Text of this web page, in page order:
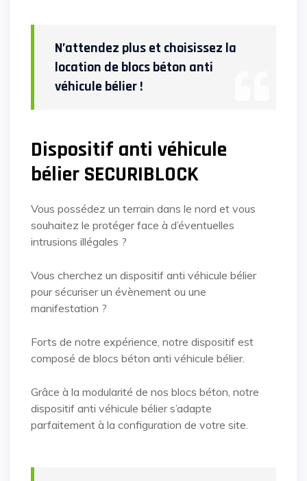
N’attendez plus et choisissez la
location de blocs béton anti
véhicule bélier !
Dispositif anti véhicule
bélier SECURIBLOCK
Vous possédez un terrain dans le nord et vous
souhaitez le protéger face à d’éventuelles
intrusions illégales ?
Vous cherchez un dispositif anti véhicule bélier
pour sécuriser un évènement ou une
manifestation ?
Forts de notre expérience, notre dispositif est
composé de blocs béton anti véhicule bélier.
Grâce à la modularité de nos blocs béton, notre
dispositif anti véhicule bélier s’adapte
parfaitement à la configuration de votre site.